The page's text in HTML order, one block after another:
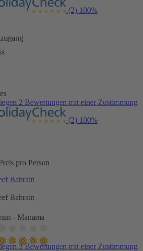
(2) 100%
2 Bewertungen mit einer Zustimmung
(2) 100%
pro Person
Bahrain
Bahrain
- Manama
3 Bewertungen mit einer Zustimmung